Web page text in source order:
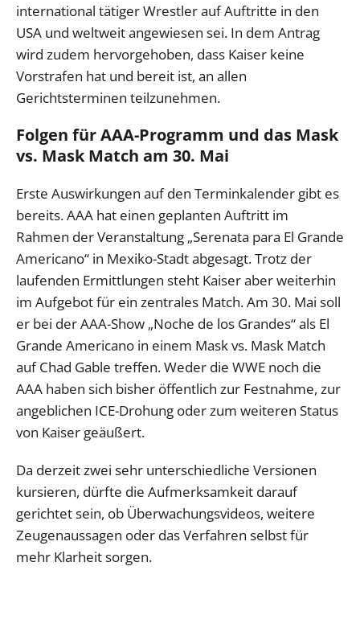
international tätiger Wrestler auf Auftritte in den
USA und weltweit angewiesen sei. In dem Antrag
wird zudem hervorgehoben, dass Kaiser keine
Vorstrafen hat und bereit ist, an allen
Gerichtsterminen teilzunehmen.
Folgen für AAA-Programm und das Mask
vs. Mask Match am 30. Mai
Erste Auswirkungen auf den Terminkalender gibt es
bereits. AAA hat einen geplanten Auftritt im
Rahmen der Veranstaltung „Serenata para El Grande
Americano“ in Mexiko-Stadt abgesagt. Trotz der
laufenden Ermittlungen steht Kaiser aber weiterhin
im Aufgebot für ein zentrales Match. Am 30. Mai soll
er bei der AAA-Show „Noche de los Grandes“ als El
Grande Americano in einem Mask vs. Mask Match
auf Chad Gable treffen. Weder die WWE noch die
AAA haben sich bisher öffentlich zur Festnahme, zur
angeblichen ICE-Drohung oder zum weiteren Status
von Kaiser geäußert.
Da derzeit zwei sehr unterschiedliche Versionen
kursieren, dürfte die Aufmerksamkeit darauf
gerichtet sein, ob Überwachungsvideos, weitere
Zeugenaussagen oder das Verfahren selbst für
mehr Klarheit sorgen.